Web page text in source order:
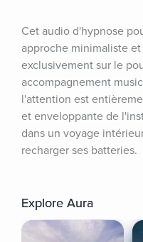
Cet audio d'hypnose
approche minimaliste
exclusivement sur le
accompagnement
l'attention est
et enveloppante de
dans un voyage
recharger ses batteries.
Explore Aura